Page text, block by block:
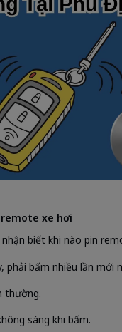
xe hơi
biết khi nào pin
phải bấm nhiều lần mới
thường.
sáng khi bấm.